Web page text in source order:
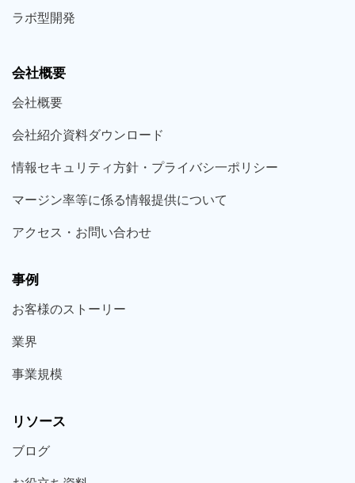
ラボ型開発
会社概要
会社概要
会社紹介資料ダウンロード
情報セキュリティ方針・プライバシ一ポリシー
マージン率等に係る情報提供について
アクセス・お問い合わせ
事例
お客様のストーリー
業界
事業規模
リソース
ブログ